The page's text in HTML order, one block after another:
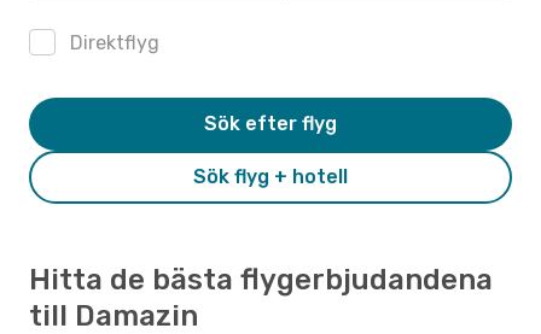
Direktflyg
Sök flyg + hotell
Sök efter flyg
Hitta de bästa flygerbjudandena
till Damazin